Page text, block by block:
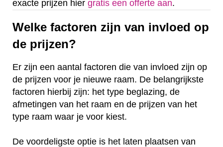
exacte prijzen hier gratis een offerte aan.
Welke factoren zijn van invloed op
de prijzen?
Er zijn een aantal factoren die van invloed zijn op
de prijzen voor je nieuwe raam. De belangrijkste
factoren hierbij zijn: het type beglazing, de
afmetingen van het raam en de prijzen van het
type raam waar je voor kiest.
De voordeligste optie is het laten plaatsen van